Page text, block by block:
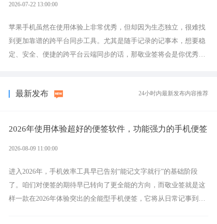
2026-07-22 13:00:00
苹果手机虽然在使用体验上非常优秀，但却因为生态独立，很难找
到更加靠谱的跨平台同步工具。尤其是随手记录的记事本，想要稳
定、安全、便捷的跨平台云端同步的话，那敬业签将会是你优秀的
最新发布 24小时内最新发布内容推荐
2026年使用体验超好的便签软件，功能强力的手机便签
2026-08-09 11:00:00
进入2026年，手机效率工具早已告别“能记文字就行”的基础阶段
了。咱们对便签的期待早已转向了更全能的方向，而敬业签就是这
样一款在2026年体验突出的全能型手机便签，它将从日常记事到时